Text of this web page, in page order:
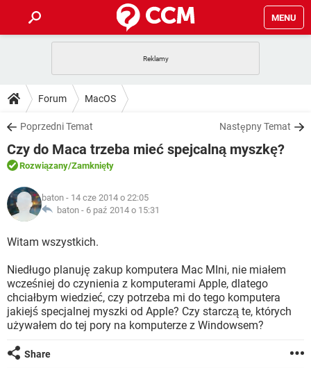
MENU
GRY
SPOTIFY
INSTAGRAM FACEBOOK
WINDOWS 10
PORADY
PlayStation
SPOTIFY
INSTAGRAM
WINDOWS 10
DO POBRANIA
ANDROID TIKTOK
GRY
IOS
INSTAGRAM
WINDOWS 10
FORUM
COVID-19
GRY
WINDOWS 10
ARTYKUŁY
COVID-19
GRY
SPOTIFY NETFLIX
INSTAGRAM FACEBOOK
WINDOWS 10
Forum MacOS
Poprzedni Temat Następny Temat
Czy do Maca trzeba mieć spejcalną myszkę?
Rozwiązany/Zamknięty
baton - 14 cze 2014 o 22:05
baton - 6 paź 2014 o 15:31
Witam wszystkich.
Niedługo planuję zakup komputera Mac MIni, nie miałem
wcześniej do czynienia z komputerami Apple, dlatego
chciałbym wiedzieć, czy potrzeba mi do tego komputera
jakiejś specjalnej myszki od Apple? Czy starczą te, których
używałem do tej pory na komputerze z Windowsem?
Share